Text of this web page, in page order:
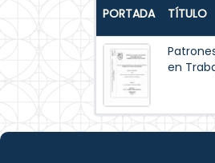
PORTADA TÍTULO
en